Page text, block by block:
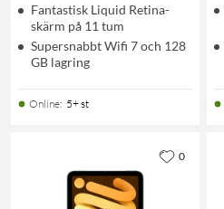
Fantastisk Liquid Retina-
skärm på 11 tum
Supersnabbt Wifi 7 och 128
GB lagring
Online: 5+ st
0